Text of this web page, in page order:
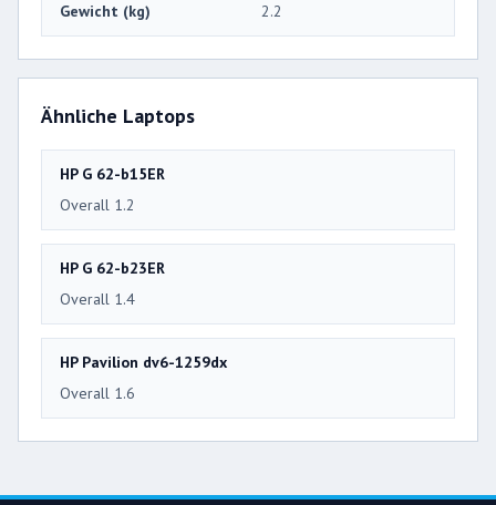
Gewicht (kg) 2.2
Ähnliche Laptops
HP G 62-b15ER
Overall 1.2
HP G 62-b23ER
Overall 1.4
HP Pavilion dv6-1259dx
Overall 1.6